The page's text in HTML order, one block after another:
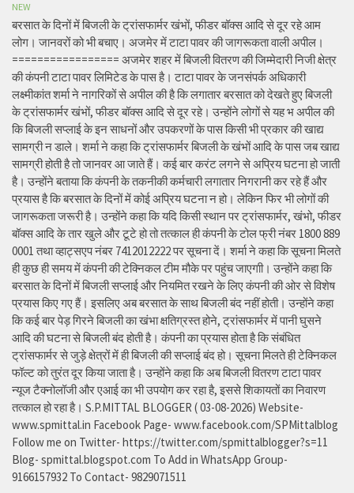
NEW
बरसात के दिनों में बिजली के ट्रांसफार्मर खंभों, फीडर बॉक्स आदि से दूर रहे आम
लोग। जानवरों को भी बचाए। अजमेर में टाटा पावर की जागरूकता वाली अपील।
================= अजमेर शहर में बिजली वितरण की जिम्मेदारी निजी क्षेत्र
की कंपनी टाटा पावर लिमिटेड के पास है। टाटा पावर के जनसंपर्क अधिकारी
लक्ष्मीकांत शर्मा ने नागरिकों से अपील की है कि लगातार बरसात को देखते हुए बिजली
के ट्रांसफार्मर खंभों, फीडर बॉक्स आदि से दूर रहे। उन्होंने लोगों से यह भ अपील की
कि बिजली सप्लाई के इन साधनों और उपकरणों के पास किसी भी प्रकार की खाद्य
सामग्री न डाले। शर्मा ने कहा कि ट्रांसफार्मर बिजली के खंभों आदि के पास जब खाद्य
सामग्री होती है तो जानवर आ जाते हैं। कई बार करंट लगने से अप्रिय घटना हो जाती
है। उन्होंने बताया कि कंपनी के तकनीकी कर्मचारी लगातार निगरानी कर रहे हैं और
प्रयास है कि बरसात के दिनों में कोई अप्रिय घटना न हो। लेकिन फिर भी लोगों की
जागरूकता जरूरी है। उन्होंने कहा कि यदि किसी स्थान पर ट्रांसफार्मर, खंभो, फीडर
बॉक्स आदि के तार खुले और टूटे हो तो तत्काल ही कंपनी के टोल फ्री नंबर 1800 889
0001 तथा व्हाट्सएप नंबर 7412012222 पर सूचना दें। शर्मा ने कहा कि सूचना मिलते
ही कुछ ही समय में कंपनी की टेक्निकल टीम मौके पर पहुंच जाएगाी। उन्होंने कहा कि
बरसात के दिनों में बिजली सप्लाई और नियमित रखने के लिए कंपनी की ओर से विशेष
प्रयास किए गए हैं। इसलिए अब बरसात के साथ बिजली बंद नहीं होती। उन्होंने कहा
कि कई बार पेड़ गिरने बिजली का खंभा क्षतिग्रस्त होने, ट्रांसफार्मर में पानी घुसने
आदि की घटना से बिजली बंद होती है। कंपनी का प्रयास होता है कि संबंधित
ट्रांसफार्मर से जुड़े क्षेत्रों में ही बिजली की सप्लाई बंद हो। सूचना मिलते ही टेक्निकल
फॉल्ट को तुरंत दूर किया जाता है। उन्होंने कहा कि अब बिजली वितरण टाटा पावर
न्यूज टैक्नोलॉजी और एआई का भी उपयोग कर रहा है, इससे शिकायतों का निवारण
तत्काल हो रहा है। S.P.MITTAL BLOGGER ( 03-08-2026) Website-
www.spmittal.in Facebook Page- www.facebook.com/SPMittalblog
Follow me on Twitter- https://twitter.com/spmittalblogger?s=11
Blog- spmittal.blogspot.com To Add in WhatsApp Group-
9166157932 To Contact- 9829071511